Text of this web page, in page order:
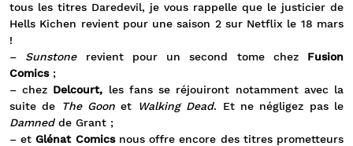
tous les titres Daredevil, je vous rappelle que le justicier de
Hells Kichen revient pour une saison 2 sur Netflix le 18 mars
!
– Sunstonerevient pour un second tome chez Fusion
Comics;
– chez Delcourt, les fans se réjouiront notamment avec la
suite de
The Goon et Walking Dead. Et ne négligez pas le
Damnedde Grant ;
– etGlénat Comicsnous offre encore des titres prometteurs